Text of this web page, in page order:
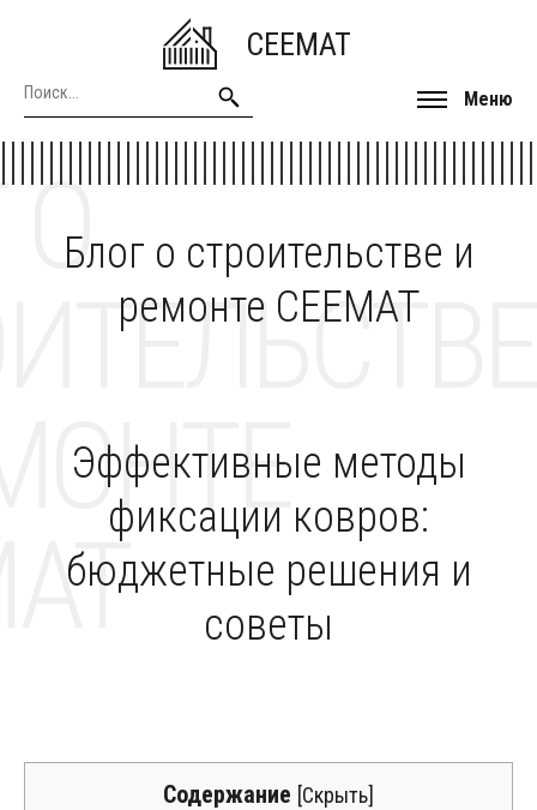
CEEMAT
Меню
Блог о строительстве и
ремонте CEEMAT
О
Эффективные методы
фиксации ковров:
бюджетные решения и
советы
Содержание [Скрыть]